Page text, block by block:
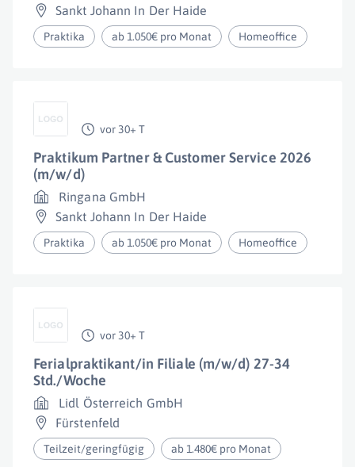
Sankt Johann In Der Haide
Praktika ab 1.050€ pro Monat Homeoffice
vor 30+ T
Praktikum Partner & Customer Service 2026
(m/w/d)
Ringana GmbH
Sankt Johann In Der Haide
Praktika ab 1.050€ pro Monat Homeoffice
vor 30+ T
Ferialpraktikant/in Filiale (m/w/d) 27-34
Std./Woche
Lidl Österreich GmbH
Fürstenfeld
Teilzeit/geringfügig ab 1.480€ pro Monat